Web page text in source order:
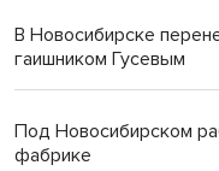
В Новосибирске
гаишником Гусевым
Под Новосибирском
фабрике